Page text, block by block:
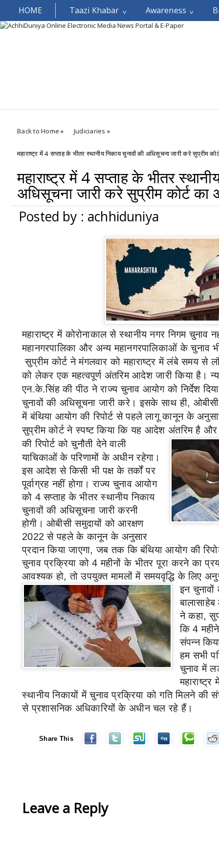
HOME Taazi Khabar Awareness
Welcomes You.....
Back to Home » Judiciaries »
महाराष्ट्र में 4 सप्ताह के भीतर स्थानीय निकाय चुनावों की अधिसूचना जारी करे सुप्रीम
महाराष्ट्र में 4 सप्ताह के भीतर
अधिसूचना जारी करे सुप्रीम कोर्ट
Posted by : achhiduniya
महाराष्ट्र में कोरोनाकाल से स्थानीय नगर निगम चुनाव
महानगरपालिका और अन्य महानगरपालिकाओं के चुनाव
सुप्रीम कोर्ट ने मंगलवार को महाराष्ट्र में लंबे समय से
को लेकर एक महत्वपूर्ण अंतरिम आदेश जारी किया है।
एन.के.सिंह की पीठ ने राज्य चुनाव आयोग को निर्देश
चुनावों की अधिसूचना जारी करे। इसके साथ ही,
में बंथिया आयोग की रिपोर्ट से पहले लागू कानून के
सुप्रीम कोर्ट ने स्पष्ट किया कि यह आदेश अंतरिम है
कीरिपोर्ट को चुनौती देने वाली
याचिकाओं के परिणामों के अधीन रहेगा।
इस आदेश से किसी भी पक्ष के तर्कों पर
पूर्वाग्रह नहीं होगा। राज्य चुनाव आयोग
को 4सप्ताह के भीतर स्थानीय निकाय
चुनावों की अधिसूचना जारी करनी
होगी। ओबीसी समुदायों को आरक्षण
2022से पहले के कानून के अनुसार
प्रदान किया जाएगा,जब तक कि बंथिया आयोग की
चुनाव प्रक्रिया को4महीनों के भीतर पूरा करने का
आवश्यक हो,तो उपयुक्त मामलों में समयवृद्धि के लिए
इन
ने कहा,
कि4
संपन्न
हम सभी
चुनाव में
महाराष्ट्र
स्थानीय निकायों में चुनाव प्रक्रिया को गति मिलने की
से प्रशासनिक अधिकारियों के अधीन चल रहे हैं।
Share This
Leave a Reply